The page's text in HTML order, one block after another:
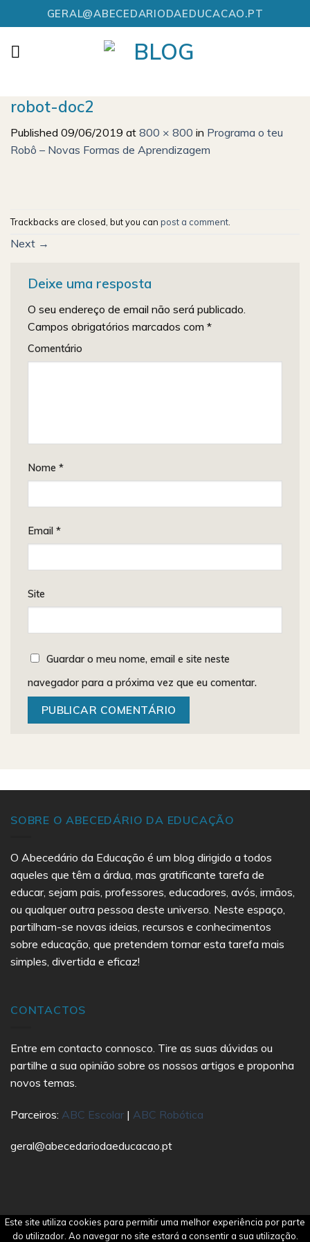
to
content
GERAL@ABECEDARIODAEDUCACAO.PT
robot-doc2
Published 09/06/2019 at 800 × 800 in Programa o teu
Robô – Novas Formas de Aprendizagem
Trackbacks are closed, but you can post a comment
Next →
Deixe uma resposta
O seu endereço de email não será publicado.
Campos obrigatórios marcados com *
Comentário
Nome *
Email *
Site
Guardar o meu nome, email e site neste
navegador para a próxima vez que eu comentar.
SOBRE O ABECEDÁRIO DA EDUCAÇÃO
O Abecedário da Educação é um blog dirigido a todos
aqueles que têm a árdua, mas gratificante tarefa de
educar, sejam pais, professores, educadores, avós, irmãos,
ou qualquer outra pessoa deste universo. Neste espaço,
partilham-se novas ideias, recursos e conhecimentos
sobre educação, que pretendem tornar esta tarefa mais
simples, divertida e eficaz!
CONTACTOS
Entre em contacto connosco. Tire as suas dúvidas ou
partilhe a sua opinião sobre os nossos artigos e proponha
novos temas.
Parceiros: ABC Escolar | ABC Robótica
geral@abecedariodaeducacao.pt
Copyright 2021 Abecedário da Educação | All Rights
Este site utiliza cookies para permitir uma melhor experiência por parte
do utilizador. Ao navegar no site estará a consentir a sua utilização.